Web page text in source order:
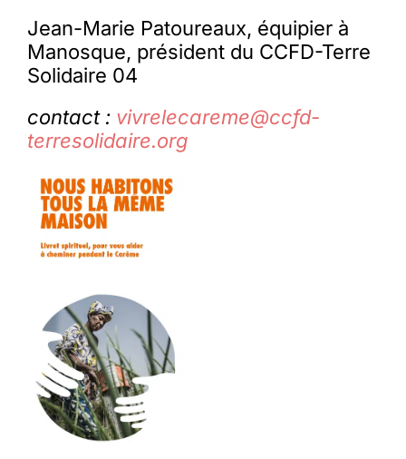
Jean-Marie Patoureaux, équipier à
Manosque, président du CCFD-Terre
Solidaire 04
contact : vivrelecareme@ccfd-
terresolidaire.org